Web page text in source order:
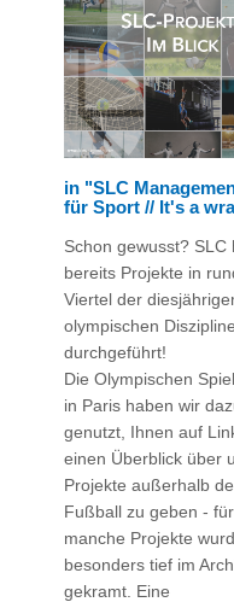
in "SLC
für Sport // It's a
Schon gewusst? SLC
bereits Projekte in
Viertel der
olympischen
durchgeführt!
Die Olympischen
in Paris haben wir
genutzt, Ihnen auf
einen Überblick über
Projekte außerhalb
Fußball zu geben - für
manche Projekte
besonders tief im
gekramt. Eine